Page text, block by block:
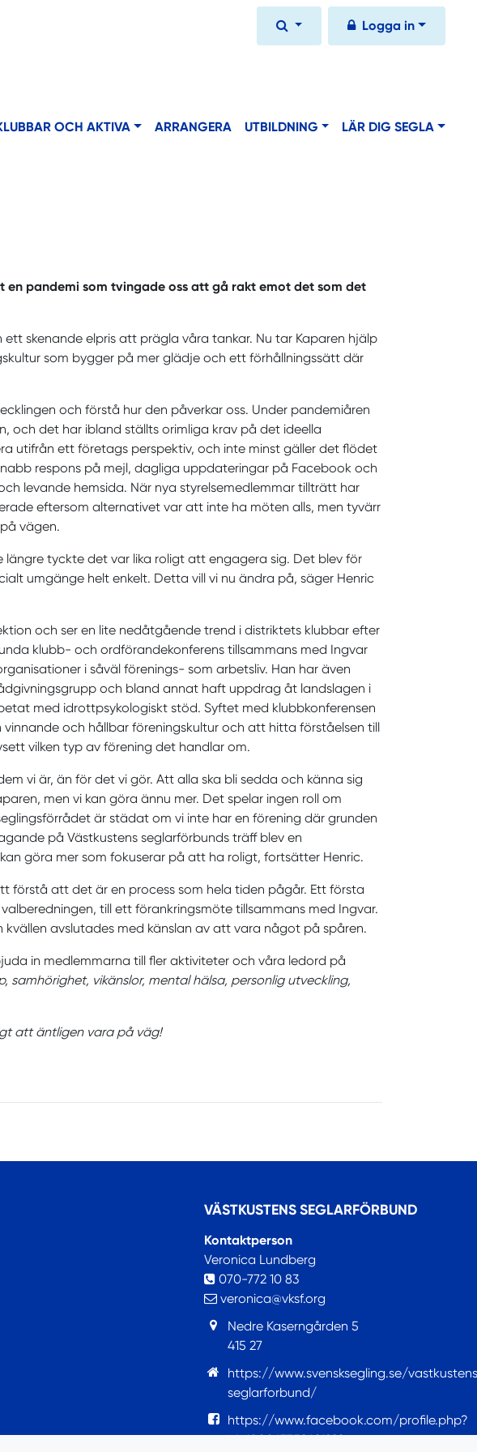
Logga in
OCH AKTIVA ARRANGERA UTBILDNING LÄR DIG SEGLA
en pandemi som tvingade oss att gå rakt emot det som det
skenande elpris att prägla våra tankar. Nu tar Kaparen hjälp
som bygger på mer glädje och ett förhållningssätt där
och förstå hur den påverkar oss. Under pandemiåren
och det har ibland ställts orimliga krav på det ideella
utifrån ett företags perspektiv, och inte minst gäller det flödet
respons på mejl, dagliga uppdateringar på Facebook och
levande hemsida. När nya styrelsemedlemmar tillträtt har
eftersom alternativet var att inte ha möten alls, men tyvärr
vägen.
tyckte det var lika roligt att engagera sig. Det blev för
umgänge helt enkelt. Detta vill vi nu ändra på, säger Henric
och ser en lite nedåtgående trend i distriktets klubbar efter
klubb- och ordförandekonferens tillsammans med Ingvar
i såväl förenings- som arbetsliv. Han har även
och bland annat haft uppdrag åt landslagen i
med idrottpsykologiskt stöd. Syftet med klubbkonferensen
och hållbar föreningskultur och att hitta förståelsen till
vilken typ av förening det handlar om.
vi är, än för det vi gör. Att alla ska bli sedda och känna sig
men vi kan göra ännu mer. Det spelar ingen roll om
är städat om vi inte har en förening där grunden
på Västkustens seglarförbunds träff blev en
göra mer som fokuserar på att ha roligt, fortsätter Henric.
att det är en process som hela tiden pågår. Ett första
till ett förankringsmöte tillsammans med Ingvar.
avslutades med känslan av att vara något på spåren.
in medlemmarna till fler aktiviteter och våra ledord på
samhörighet, vikänslor, mental hälsa, personlig utveckling,
att äntligen vara på väg!
VÄSTKUSTENS SEGLARFÖRBUND
Kontaktperson
Veronica Lundberg
070-772 10 83
veronica@vksf.org
Nedre Kaserngården 5
415 27
https://www.svensksegling.se/
seglarforbund/
https://www.facebook.com/profile.php?
id=100063759421922